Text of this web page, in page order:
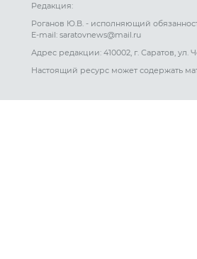
Редакция:
Роганов Ю.В. - исполняющий
E-mail: saratovnews@mail.ru
Адрес редакции: 410002, г. Саратов, ул.
Настоящий ресурс может содержать